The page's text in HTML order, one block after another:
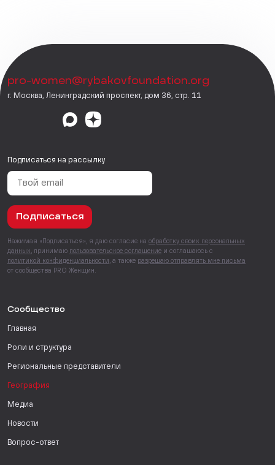
pro-women@rybakovfoundation.org
г. Москва, Ленинградский проспект, дом 36, стр. 11
Подписаться на рассылку
Подписаться
Нажимая «Подписаться», я даю согласие на обработку своих персональных
данных , принимаю пользовательское соглашение и соглашаюсь с
политикой конфиденциальности , а также разрешаю отправлять мне письма
от сообщества PRO Женщин.
Сообщество
Главная
Роли и структура
Региональные представители
География
Медиа
Новости
Вопрос-ответ